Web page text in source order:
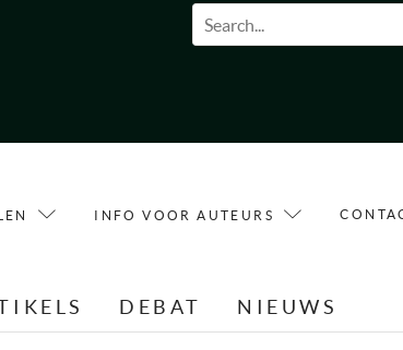
Zoekveld
INFO VOOR AUTEURS
DEBAT NIEUWS